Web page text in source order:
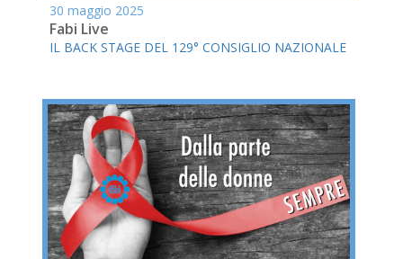
30 maggio 2025
Fabi Live
IL BACK STAGE DEL 129° CONSIGLIO NAZIONALE